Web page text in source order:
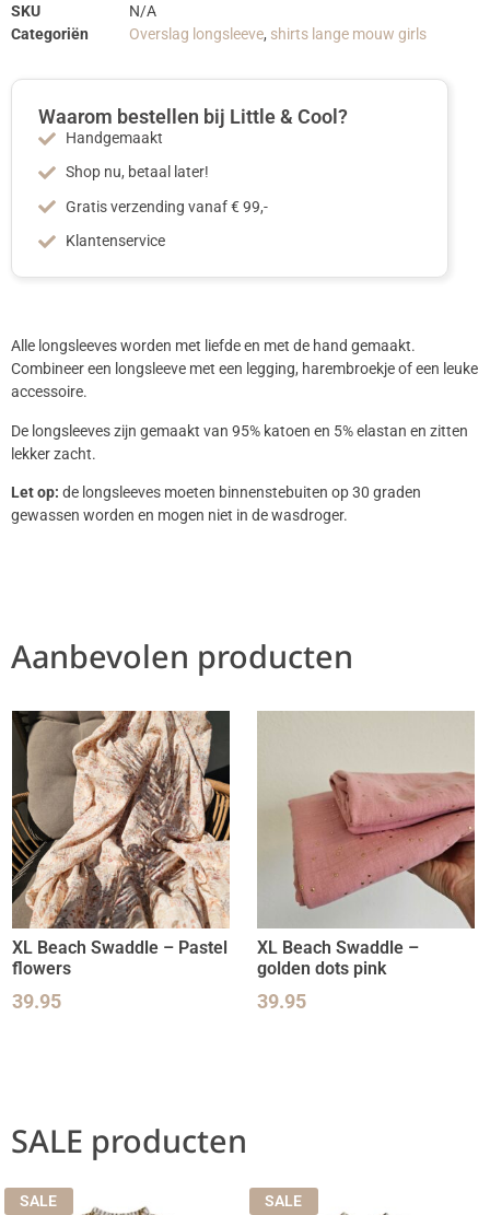
SKU
N/A
Categoriën
Overslag longsleeve, shirts lange mouw girls
Waarom bestellen bij Little & Cool?
Handgemaakt
Shop nu, betaal later!
Gratis verzending vanaf € 99,-
Klantenservice
Alle longsleeves worden met liefde en met de hand gemaakt.
Combineer een longsleeve met een legging, harembroekje of een leuke
accessoire.
De longsleeves zijn gemaakt van 95% katoen en 5% elastan en zitten
lekker zacht.
Let op: de longsleeves moeten binnenstebuiten op 30 graden
gewassen worden en mogen niet in de wasdroger.
Aanbevolen producten
XL Beach Swaddle – Pastel
flowers
39.95
XL Beach Swaddle –
golden dots pink
39.95
SALE producten
SALE SALE